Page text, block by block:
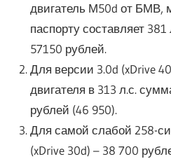
двигатель М50d от БМВ,
паспорту составляет 381
57150 рублей.
Для версии 3.0d (xDrive
двигателя в 313 л.с.
рублей (46 950).
Для самой слабой 258-
(xDrive 30d) – 38 700